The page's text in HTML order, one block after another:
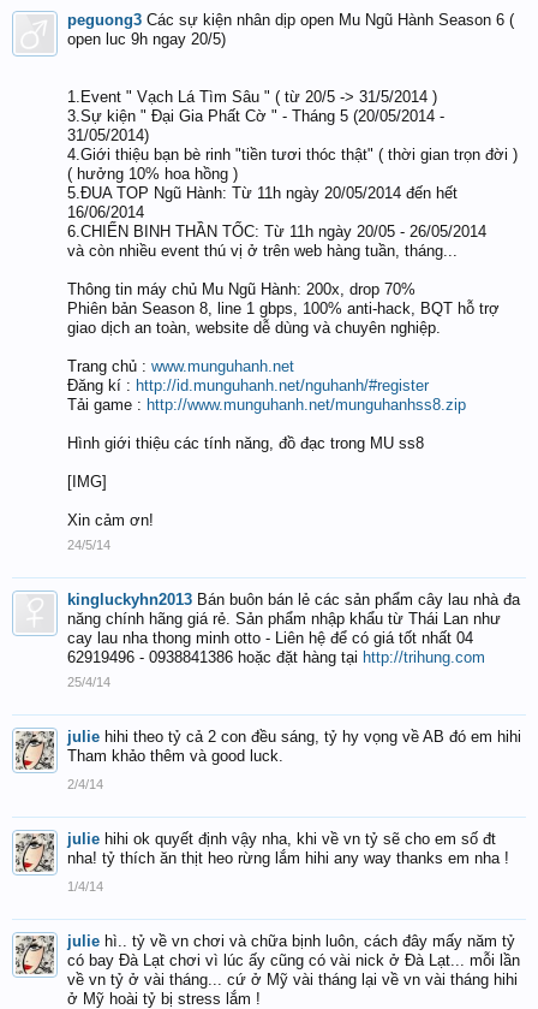
peguong3 Các sự kiện nhân dịp open Mu Ngũ Hành Season 6 (
open luc 9h ngay 20/5)
1.Event " Vạch Lá Tìm Sâu " ( từ 20/5 -> 31/5/2014 )
3.Sự kiện " Đại Gia Phất Cờ " - Tháng 5 (20/05/2014 -
31/05/2014)
4.Giới thiệu bạn bè rinh "tiền tươi thóc thật" ( thời gian trọn đời )
( hưởng 10% hoa hồng )
5.ĐUA TOP Ngũ Hành: Từ 11h ngày 20/05/2014 đến hết
16/06/2014
6.CHIẾN BINH THẦN TỐC: Từ 11h ngày 20/05 - 26/05/2014
và còn nhiều event thú vị ở trên web hàng tuần, tháng...
Thông tin máy chủ Mu Ngũ Hành: 200x, drop 70%
Phiên bản Season 8, line 1 gbps, 100% anti-hack, BQT hỗ trợ
giao dịch an toàn, website dễ dùng và chuyên nghiệp.
Trang chủ : www.munguhanh.net
Đăng kí : http://id.munguhanh.net/nguhanh/#register
Tải game : http://www.munguhanh.net/munguhanhss8.zip
Hình giới thiệu các tính năng, đồ đạc trong MU ss8
[IMG]
Xin cảm ơn!
24/5/14
kingluckyhn2013 Bán buôn bán lẻ các sản phẩm cây lau nhà đa
năng chính hãng giá rẻ. Sản phẩm nhập khẩu từ Thái Lan như
cay lau nha thong minh otto - Liên hệ để có giá tốt nhất 04
62919496 - 0938841386 hoặc đặt hàng tại http://trihung.com
25/4/14
julie hihi theo tỷ cả 2 con đều sáng, tỷ hy vọng về AB đó em hihi
Tham khảo thêm và good luck.
2/4/14
julie hihi ok quyết định vậy nha, khi về vn tỷ sẽ cho em số đt
nha! tỷ thích ăn thịt heo rừng lắm hihi any way thanks em nha !
1/4/14
julie hì.. tỷ về vn chơi và chữa bịnh luôn, cách đây mấy năm tỷ
có bay Đà Lạt chơi vì lúc ấy cũng có vài nick ở Đà Lạt... mỗi lần
về vn tỷ ở vài tháng... cứ ở Mỹ vài tháng lại về vn vài tháng hihi
ở Mỹ hoài tỷ bị stress lắm !